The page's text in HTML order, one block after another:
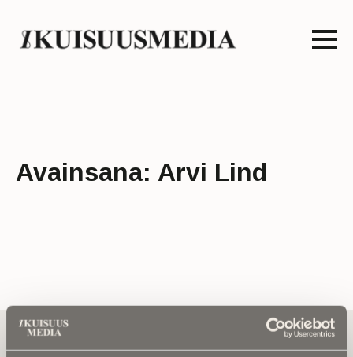
Avainsana: Arvi Lind
Tilaa uutiskirje - Pääset heti parhaiden
artikkelien pariin!